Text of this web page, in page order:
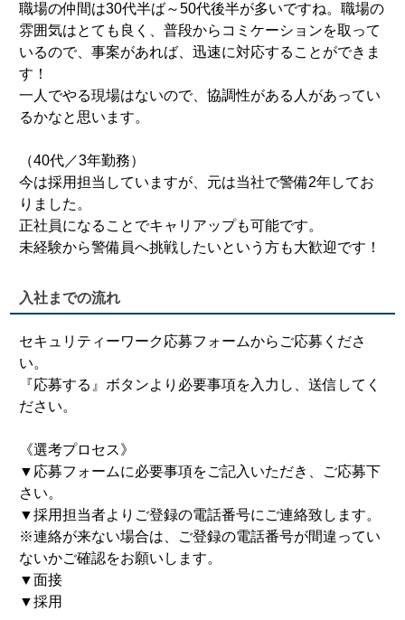
職場の仲間は30代半ば～50代後半が多いですね。職場の
雰囲気はとても良く、普段からコミケーションを取って
いるので、事案があれば、迅速に対応することができま
す！
一人でやる現場はないので、協調性がある人があってい
るかなと思います。
（40代／3年勤務）
今は採用担当していますが、元は当社で警備2年してお
りました。
正社員になることでキャリアップも可能です。
未経験から警備員へ挑戦したいという方も大歓迎です！
入社までの流れ
セキュリティーワーク応募フォームからご応募くださ
い。
『応募する』ボタンより必要事項を入力し、送信してく
ださい。
《選考プロセス》
▼応募フォームに必要事項をご記入いただき、ご応募下
さい。
▼採用担当者よりご登録の電話番号にご連絡致します。
※連絡が来ない場合は、ご登録の電話番号が間違ってい
ないかご確認をお願いします。
▼面接
▼採用